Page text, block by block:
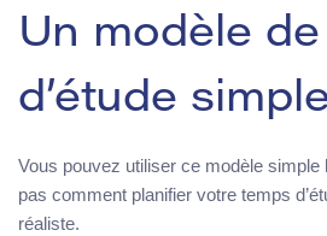
Un modèle
d’étude
Vous pouvez utiliser ce modèle
pas comment planifier votre temps
réaliste.